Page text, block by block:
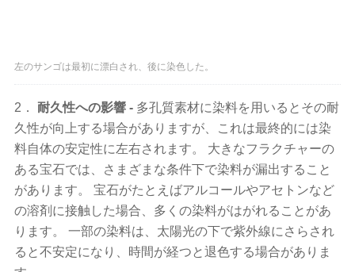
左のサンゴは最初に漂白され、後に染色した。
2． 耐久性への影響 - 多孔質素材に染料を用いるとその耐
久性が向上する場合がありますが、これは最終的には染
料自体の安定性に左右されます。 大きなフラクチャーの
ある宝石では、さまざまな条件下で染料が漏出すること
があります。 宝石がたとえばアルコールやアセトンなど
の溶剤に接触した場合、多くの染料がはがれることがあ
ります。 一部の染料は、太陽光の下で紫外線にさらされ
ると不安定になり、時間が経つと退色する場合がありま